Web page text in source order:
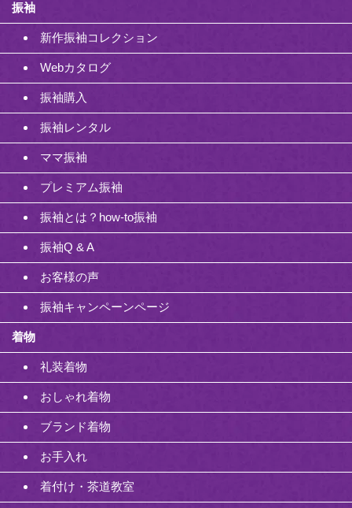
振袖
新作振袖コレクション
Webカタログ
振袖購入
振袖レンタル
ママ振袖
プレミアム振袖
振袖とは？how-to振袖
振袖Q & A
お客様の声
振袖キャンペーンページ
着物
礼装着物
おしゃれ着物
ブランド着物
お手入れ
着付け・茶道教室